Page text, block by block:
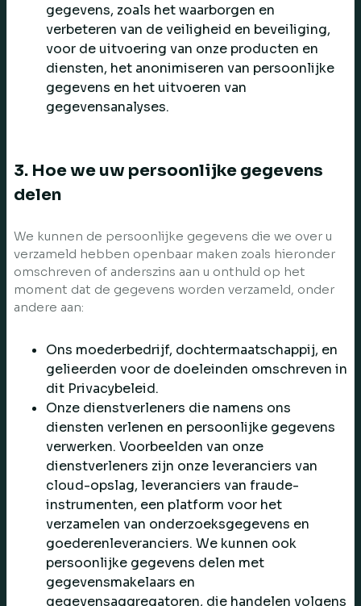
gegevens, zoals het waarborgen en
verbeteren van de veiligheid en beveiliging,
voor de uitvoering van onze producten en
diensten, het anonimiseren van persoonlijke
gegevens en het uitvoeren van
gegevensanalyses.
3. Hoe we uw persoonlijke gegevens
delen
We kunnen de persoonlijke gegevens die we over u
verzameld hebben openbaar maken zoals hieronder
omschreven of anderszins aan u onthuld op het
moment dat de gegevens worden verzameld, onder
andere aan:
Ons moederbedrijf, dochtermaatschappij, en
gelieerden voor de doeleinden omschreven in
dit Privacybeleid.
Onze dienstverleners die namens ons
diensten verlenen en persoonlijke gegevens
verwerken. Voorbeelden van onze
dienstverleners zijn onze leveranciers van
cloud-opslag, leveranciers van fraude-
instrumenten, een platform voor het
verzamelen van onderzoeksgegevens en
goederenleveranciers. We kunnen ook
persoonlijke gegevens delen met
gegevensmakelaars en
gegevensaggregatoren, die handelen volgens